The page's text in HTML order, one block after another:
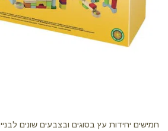
חמישים יחידות עץ בסוגים ובצבעים שונים